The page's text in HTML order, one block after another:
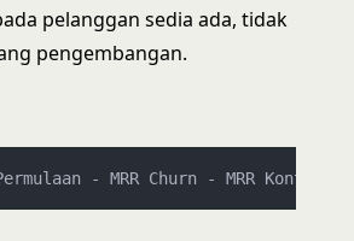
pelanggan sedia ada, tidak
pengembangan.
- MRR Churn - MRR